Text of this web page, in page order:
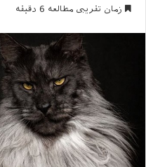
زمان تقریبی مطالعه 6 دقیقه